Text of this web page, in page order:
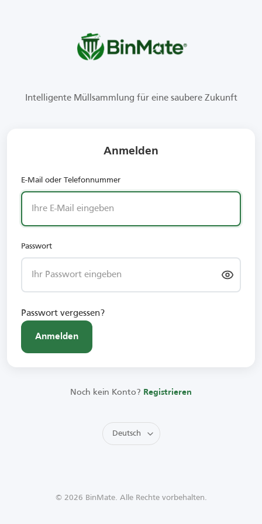
Intelligente Müllsammlung für eine saubere Zukunft
Anmelden
E-Mail oder Telefonnummer
Passwort
Passwort vergessen?
Anmelden
Noch kein Konto? Registrieren
© 2026 BinMate. Alle Rechte vorbehalten.